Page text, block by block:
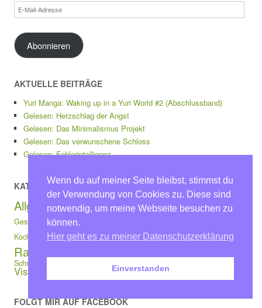
E-
Mail-
Adresse
Abonnieren
AKTUELLE BEITRÄGE
Yuri Manga: Waking up in a Yuri World #2 (Abschlussband)
Gelesen: Herzschlag der Angst
Gelesen: Das Minimalismus Projekt
Gelesen: Das verwunschene Schloss
Gelesen: Fehlerintelligenz
KATEGORIEN
AllgemeinBilderbuchErstlesebücher Gedichte
Gesundheit Horrorgeschichten Kinderbuch
Kochbücher Lese-Challenge LesestatistikManga Ostern
Ratgeber Rezension
Schreibliteratur Schreibratgeber Uncategorized
Visualisierung WeihnachtenWissen für Kinder
FOLGT MIR AUF FACEBOOK
Wenn du auf meiner Seite bleibst, stimmst du
der Verwendung von Cookies zu. Diese sind
notwendig, um meine Webseite besuchen zu
können.
Hier geht es zu meiner Datenschutzerklärung
Einverstanden